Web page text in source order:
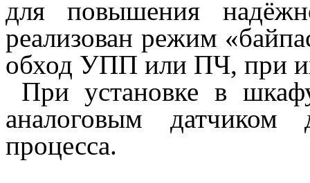
для повышения
реализован режим
обход УПП или ПЧ, при
При установке в
аналоговым датчиком
процесса.